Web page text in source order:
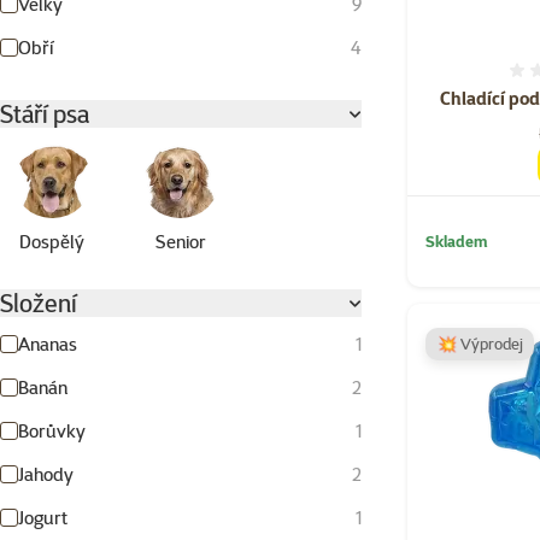
Obří
4
Stáří psa
Dospělý Senior
Složení
Ananas
1
Banán
2
Borůvky
1
Jahody
2
Jogurt
1
Chladící
Skladem
💥 Výprodej